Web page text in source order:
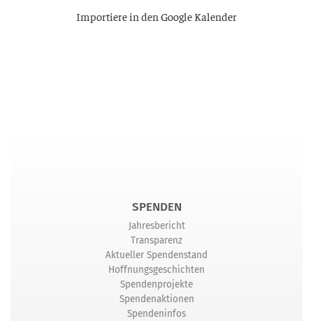
Impor­tie­re in den Goog­le Kalender
SPENDEN
Jahresbericht
Transparenz
Aktueller Spendenstand
Hoffnungsgeschichten
Spendenprojekte
Spendenaktionen
Spendeninfos